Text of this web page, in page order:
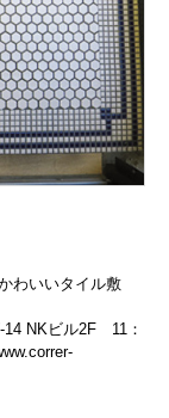
わいいタイル敷
14 NKビル2F 11：